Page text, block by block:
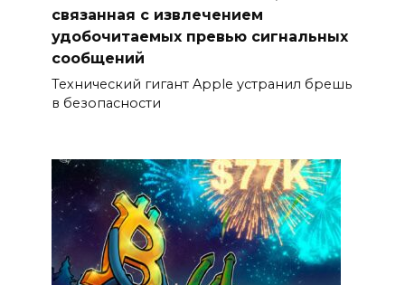
связанная с извлечением
удобочитаемых превью сигнальных
сообщений
Технический гигант Apple устранил брешь
в безопасности